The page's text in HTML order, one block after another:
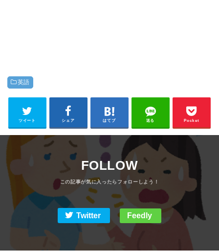
英語
ツイート シェア はてブ 送る Pocket
FOLLOW
Twitter Feedly